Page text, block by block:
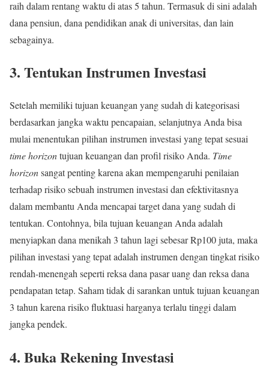
raih dalam rentang waktu di atas 5 tahun. Termasuk di sini adalah
dana pensiun, dana pendidikan anak di universitas, dan lain
sebagainya.
3. Tentukan Instrumen Investasi
Setelah memiliki tujuan keuangan yang sudah di kategorisasi
berdasarkan jangka waktu pencapaian, selanjutnya Anda bisa
mulai menentukan pilihan instrumen investasi yang tepat sesuai
time horizontujuan keuangan dan profil risiko Anda. Time
horizonsangat penting karena akan mempengaruhi penilaian
terhadap risiko sebuah instrumen investasi dan efektivitasnya
dalam membantu Anda mencapai target dana yang sudah di
tentukan. Contohnya, bila tujuan keuangan Anda adalah
menyiapkan dana menikah 3 tahun lagi sebesar Rp100 juta, maka
pilihan investasi yang tepat adalah instrumen dengan tingkat risiko
rendah-menengah seperti reksa dana pasar uang dan reksa dana
pendapatan tetap. Saham tidak di sarankan untuk tujuan keuangan
3 tahun karena risiko fluktuasi harganya terlalu tinggi dalam
jangka pendek.
4. Buka Rekening Investasi